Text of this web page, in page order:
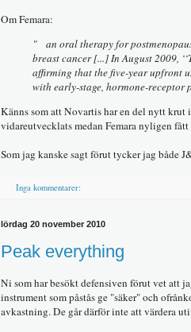
Om Femara:
" an oral therapy for
breast cancer [...] In August 2009,
affirming that the five-year upfront
with early-stage, hormone-receptor
Känns som att Novartis har en del nytt
vidareutvecklats medan Femara nyligen
Som jag kanske sagt förut tycker jag både
Inga kommentarer:
lördag 20 november 2010
Peak everything
Ni som har besökt defensiven förut vet att
instrument som påstås ge "säker" och
avkastning. De går därför inte att värdera